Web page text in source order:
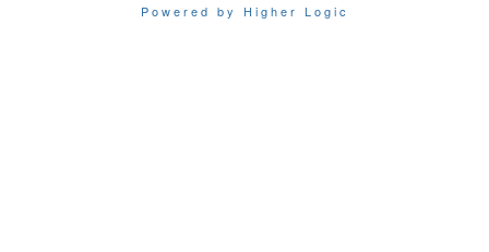
Powered by Higher Logic